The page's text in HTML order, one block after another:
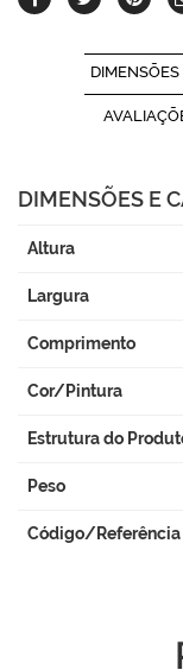
DIMENSÕES E
Altura
Largura
Comprimento
Cor/Pintura
Estrutura do
Peso
Código/Referência